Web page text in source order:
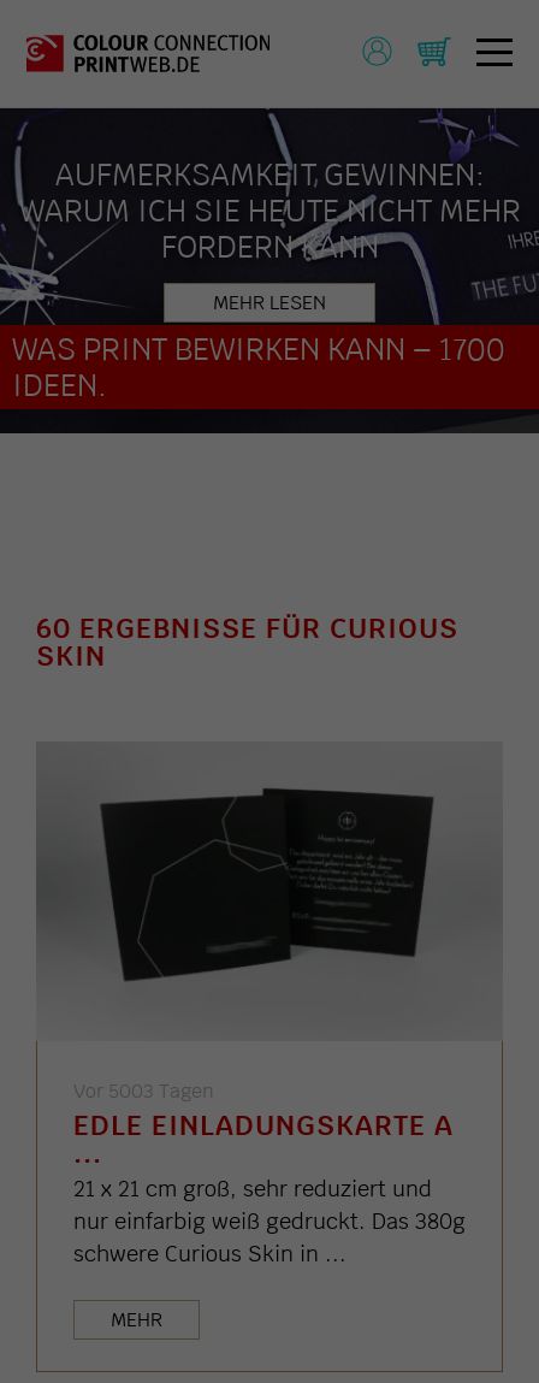
AUFMERKSAMKEIT GEWINNEN:
WARUM ICH SIE HEUTE NICHT MEHR
FORDERN KANN
MEHR LESEN
WAS PRINT BEWIRKEN KANN – 1700
IDEEN.
60 ERGEBNISSE FÜR CURIOUS
SKIN
Vor 5003 Tagen
EDLE EINLADUNGSKARTE A
...
21 x 21 cm groß, sehr reduziert und
nur einfarbig weiß gedruckt. Das 380g
schwere Curious Skin in ...
MEHR